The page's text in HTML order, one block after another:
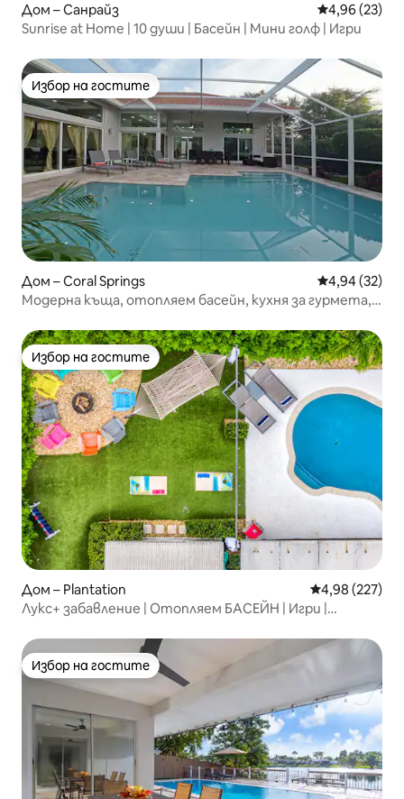
Дом – Санрайз Средна
4,96 (23)
Sunrise at Home | 10 души | Басейн | Мини голф | Игри
Избор на гостите
Избор на гостите
Дом – Coral Springs Средна
4,94 (32)
Модерна къща, отопляем басейн, кухня за гурмета,
Избор на гостите
Избор на гостите
Дом – Plantation Средна
4,98 (227)
Лукс+ забавление | Отопляем БАСЕЙН | Игри |
Избор на гостите
Избор на гостите